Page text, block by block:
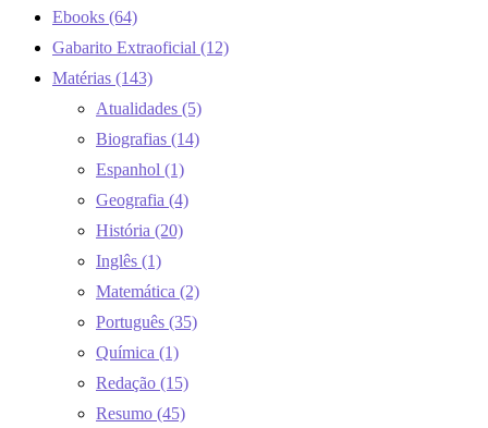
Ebooks (64)
Gabarito Extraoficial (12)
Matérias (143)
Atualidades (5)
Biografias (14)
Espanhol (1)
Geografia (4)
História (20)
Inglês (1)
Matemática (2)
Português (35)
Química (1)
Redação (15)
Resumo (45)